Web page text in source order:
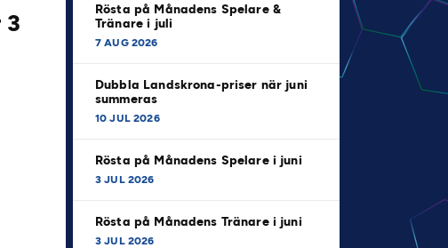
3
Rösta på Månadens Spelare &
Tränare i juli
7 AUG 2026
Dubbla Landskrona-priser när juni
summeras
10 JUL 2026
Rösta på Månadens Spelare i juni
3 JUL 2026
Rösta på Månadens Tränare i juni
3 JUL 2026